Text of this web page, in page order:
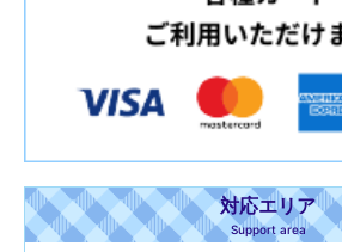
対応エリア
Support area